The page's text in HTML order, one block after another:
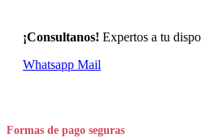
¡Consultanos! Expertos a tu
Whatsapp Mail
Formas de pago seguras